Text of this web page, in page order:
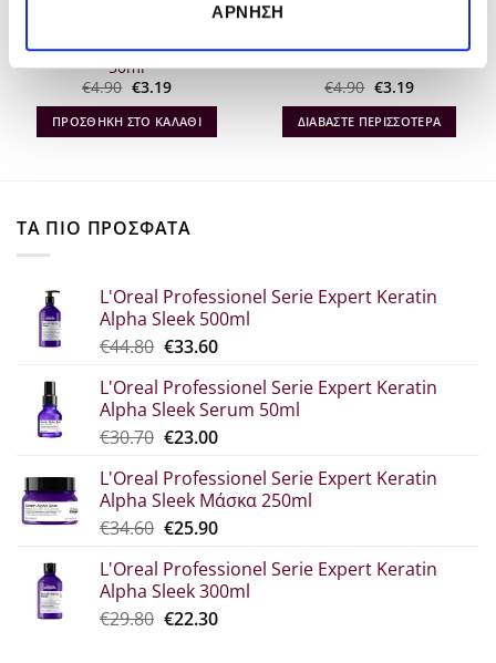
ΆΡΝΗΣΗ
Rinse out Conditioner
50ml
€4.90 Original
was:
€4.90.
€3.19Η
τιμή
είναι:
€3.19.
ΠΡΟΣΘΉΚΗ ΣΤΟ ΚΑΛΆΘΙ
in 1 50ml
€4.90 Original
was:
€4.90.
€3.19Η
τιμή
είναι:
€3.19.
ΔΙΑΒΆΣΤΕ ΠΕΡΙΣΣΌΤΕΡΑ
ΤΑ ΠΙΟ ΠΡΟΣΦΑΤΑ
L'Oreal Professionel Serie Expert Keratin
Alpha Sleek 500ml
€44.80 Original
was:
€44.80.
€33.60Η
τιμή
είναι:
€33.60.
L'Oreal Professionel Serie Expert Keratin
Alpha Sleek Serum 50ml
€30.70 Original
was:
€30.70.
€23.00Η
τιμή
είναι:
€23.00.
L'Oreal Professionel Serie Expert Keratin
Alpha Sleek Μάσκα 250ml
€34.60 Original
was:
€34.60.
€25.90Η
τιμή
είναι:
€25.90.
L'Oreal Professionel Serie Expert Keratin
Alpha Sleek 300ml
€29.80 Original
€22.30Η